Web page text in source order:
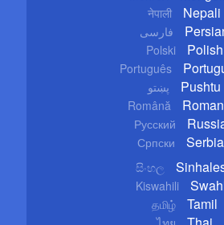
नेपाली Nepali
فارسی
Polski Polish
Português
پښتو Pushtu
Română
Русский
Српски
සිංහල
Kiswahili
தமிழ் Tamil